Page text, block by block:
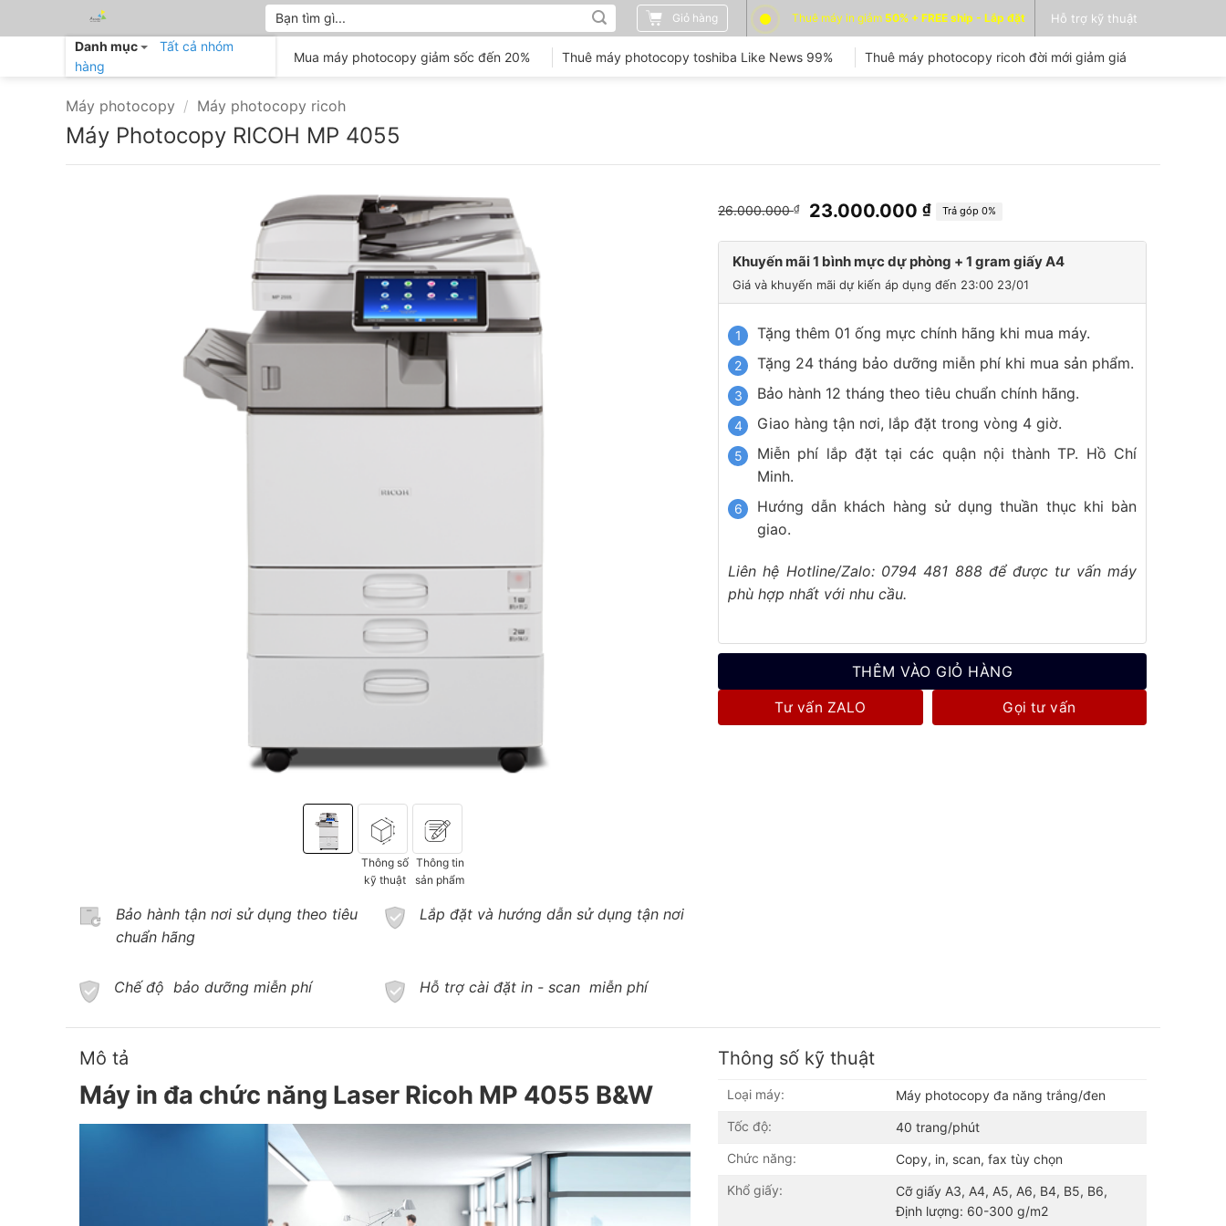
qua
Tìm
kiếm:
Giỏ hàng Thuê máy in giảm 50% + FREE ship - Lắp đặt Hỗ trợ kỹ thuật
Danh mục
Tất cả nhóm
hàng
Mua máy photocopy giảm sốc đến 20% Thuê máy photocopy toshiba Like News 99% Thuê máy photocopy ricoh đời mới giảm giá
Máy photocopy / Máy photocopy ricoh
Máy Photocopy RICOH MP 4055
Thông số
kỹ thuật
Thông tin
sản phẩm
Bảo hành tận nơi sử dụng theo tiêu
chuẩn hãng
Lắp đặt và hướng dẫn sử dụng tận nơi
Chế độ bảo dưỡng miễn phí Hỗ trợ cài đặt in - scan miễn phí
26.000.000₫
Giá
là:
26.000.000 ₫.
23.000.000₫Giá
tại
là:
23.000.000 ₫.
Trả góp 0%
Khuyến mãi 1 bình mực dự phòng + 1 gram giấy A4
Giá và khuyến mãi dự kiến áp dụng đến 23:00 23/01
Tặng thêm 01 ống mực chính hãng khi mua máy.
Tặng 24 tháng bảo dưỡng miễn phí khi mua sản phẩm.
Bảo hành 12 tháng theo tiêu chuẩn chính hãng.
Giao hàng tận nơi, lắp đặt trong vòng 4 giờ.
Miễn phí lắp đặt tại các quận nội thành TP. Hồ Chí
Minh.
Hướng dẫn khách hàng sử dụng thuần thục khi bàn
giao.
Liên hệ Hotline/Zalo: 0794 481 888 để được tư vấn máy
phù hợp nhất với nhu cầu.
THÊM VÀO GIỎ HÀNG
Tư vấn ZALO Gọi tư vấn
Mô tả
Máy in đa chức năng Laser Ricoh MP 4055 B&W
Thông số kỹ thuật
Loại máy:
Máy photocopy đa năng trắng/đen
Tốc độ:
40 trang/phút
Chức năng:
Copy, in, scan, fax tùy chọn
Khổ giấy:
Cỡ giấy A3, A4, A5, A6, B4, B5, B6,
Định lượng: 60-300 g/m2